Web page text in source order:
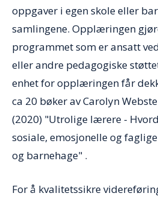
oppgaver i egen skole eller
samlingene. Opplæringen
programmet som er ansatt
eller andre pedagogiske
enhet for opplæringen får
ca 20 bøker av Carolyn
(2020) "Utrolige lærere -
sosiale, emosjonelle og
og barnehage" .
For å kvalitetssikre